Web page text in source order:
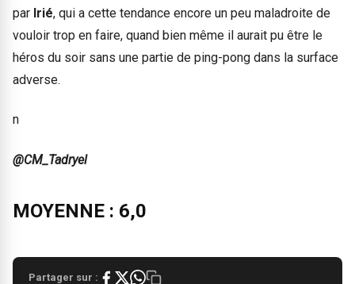
par Irié, qui a cette tendance encore un peu maladroite de
vouloir trop en faire, quand bien même il aurait pu être le
héros du soir sans une partie de ping-pong dans la surface
adverse.
n
@CM_Tadryel
MOYENNE : 6,0
Partager sur :